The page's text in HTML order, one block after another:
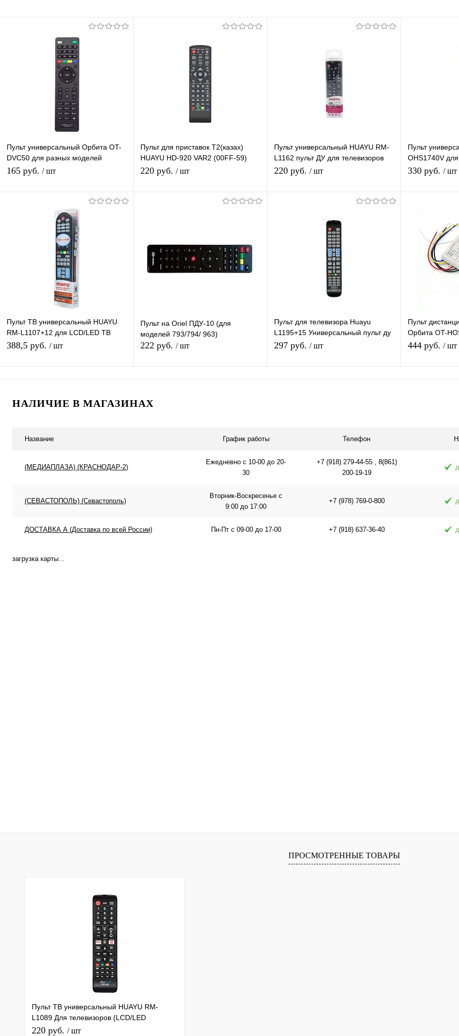
Пульт универсальный Орбита OT-
DVC50 для разных моделей
приставок МТС
165 руб. / шт
В корзину
Купить в 1 клик
В избранное
Пульт для приставок Т2(казах)
HUAYU HD-920 VAR2 (00FF-59)
пульт ДУ для DVB-T2 ресивера, тв
220 руб. / шт
В избранное В наличии
Пульт универсальный HUAYU RM-
L1162 пульт ДУ для телевизоров
LG, 3D LED TV с функцией SMART
220 руб. / шт
Купить в 1 клик
Пульт
OHS1740V
JH-1005)
330 руб. / шт
Купить в 1
В избранное
Пульт ТВ универсальный HUAYU
RM-L1107+12 для LCD/LED ТВ
Заменяет огромное кол-во пультов
388,5 руб. / шт
Пульт на Oriel ПДУ-10 (для
моделей 793/794/ 963)
222 руб. / шт
Пульт для телевизора Huayu
L1195+15 Универсальный пульт ду
для различных телевизоров
297 руб. / шт
Пульт
Орбита OT-
приборов (3
444 руб. / шт
НАЛИЧИЕ В МАГАЗИНАХ
Название График работы Телефон
(МЕДИАПЛАЗА) (КРАСНОДАР-2)
Ежедневно с 10-00 до 20-
30
+7 (918) 279-44-55 , 8(861)
200-19-19
(СЕВАСТОПОЛЬ) (Севастополь)
Вторник-Воскресенье с
9:00 до 17:00
+7 (978) 769-0-800
ДОСТАВКА А (Доставка по всей России) Пн-Пт с 09-00 до 17-00 +7 (918) 637-36-40
загрузка карты...
ПРОСМОТРЕННЫЕ ТОВАРЫ
Пульт ТВ универсальный HUAYU RM-
L1089 Для телевизоров (LCD/LED
Samsung)
220 руб. / шт